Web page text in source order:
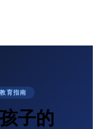
育指南
子的